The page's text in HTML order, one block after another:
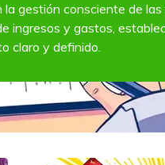
gestión consciente de
ingresos y gastos,
claro y definido.